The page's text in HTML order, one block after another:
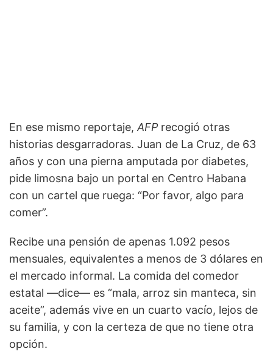
En ese mismo reportaje, AFP recogió otras
historias desgarradoras. Juan de La Cruz, de 63
años y con una pierna amputada por diabetes,
pide limosna bajo un portal en Centro Habana
con un cartel que ruega: “Por favor, algo para
comer”.
Recibe una pensión de apenas 1.092 pesos
mensuales, equivalentes a menos de 3 dólares en
el mercado informal. La comida del comedor
estatal —dice— es “mala, arroz sin manteca, sin
aceite”, además vive en un cuarto vacío, lejos de
su familia, y con la certeza de que no tiene otra
opción.